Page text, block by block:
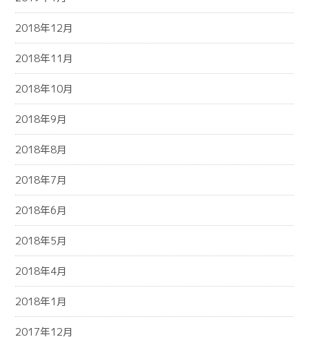
2018年12月
2018年11月
2018年10月
2018年9月
2018年8月
2018年7月
2018年6月
2018年5月
2018年4月
2018年1月
2017年12月